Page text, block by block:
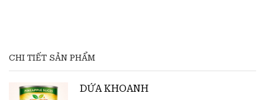
CHI TIẾT SẢN PHẨM
DỨA KHOANH